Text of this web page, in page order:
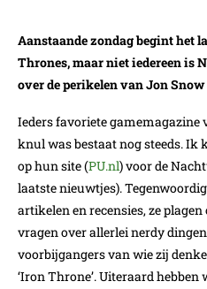
Aanstaande zondag begint het
Thrones, maar niet iedereen is
over de perikelen van Jon
Ieders favoriete gamemagazine
knul was bestaat nog steeds. Ik
op hun site (PU.nl) voor de
laatste nieuwtjes).
artikelen en recensies, ze
vragen over allerlei nerdy
voorbijgangers van wie zij
‘Iron Throne’. Uiteraard hebben